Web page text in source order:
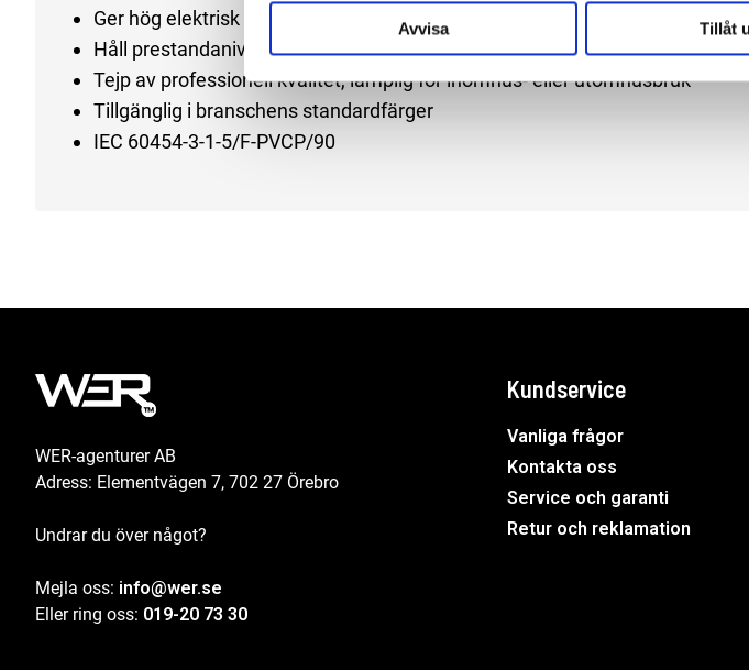
Avvisa Tillåt
Ger hög elektrisk hållfasthet
Håll prestandanivån hög i omgivningstemperaturer upp till 90 °C
Tejp av professionell kvalitet, lämplig för inomhus- eller utomhusbruk
Tillgänglig i branschens standardfärger
IEC 60454-3-1-5/F-PVCP/90
WER-agenturer AB
Adress: Elementvägen 7, 702 27 Örebro
Undrar du över något?
Mejla oss: info@wer.se
Eller ring oss: 019-20 73 30
Kundservice
Vanliga frågor
Kontakta oss
Service och garanti
Retur och reklamation